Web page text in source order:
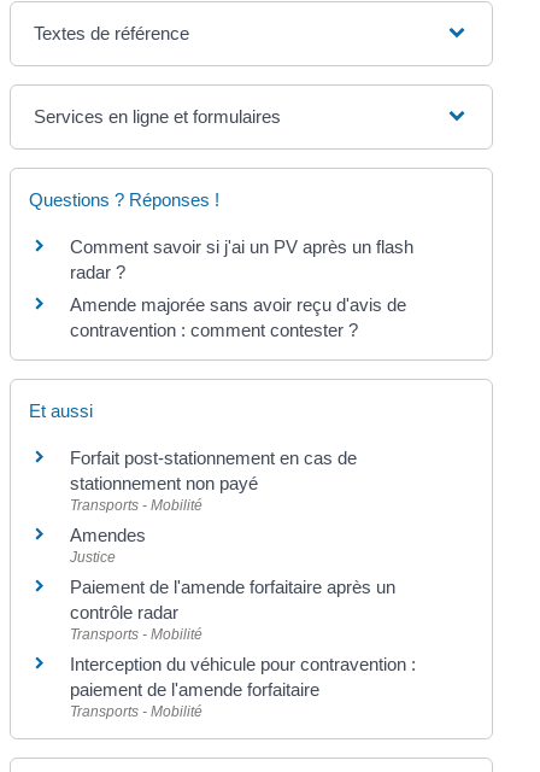
Textes de référence
Services en ligne et formulaires
Questions ? Réponses !
Comment savoir si j'ai un PV après un flash
radar ?
Amende majorée sans avoir reçu d'avis de
contravention : comment contester ?
Et aussi
Forfait post-stationnement en cas de
stationnement non payé
Transports - Mobilité
Amendes
Justice
Paiement de l'amende forfaitaire après un
contrôle radar
Transports - Mobilité
Interception du véhicule pour contravention :
paiement de l'amende forfaitaire
Transports - Mobilité